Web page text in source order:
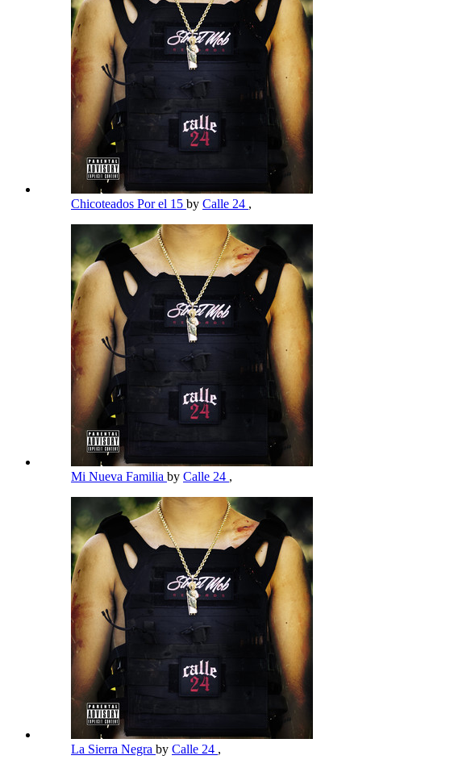
Chicoteados Por el 15 by Calle 24 ,
Mi Nueva Familia by Calle 24 ,
La Sierra Negra by Calle 24 ,